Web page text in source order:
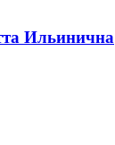
Ильинична